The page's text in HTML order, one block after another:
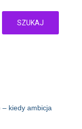
SZUKAJ
kiedy ambicja